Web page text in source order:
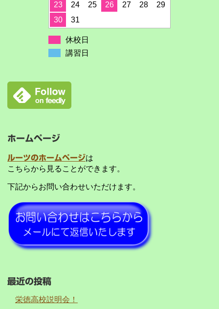
23
24 25 26 27 28
29
30
31
休校日
講習日
ホームページ
ルーツのホームページは
こちらから見ることができます。
下記からお問い合わせいただけます。
最近の投稿
栄徳高校説明会！